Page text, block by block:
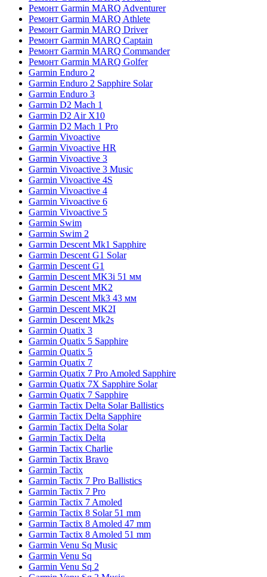
Ремонт Garmin MARQ Adventurer
Ремонт Garmin MARQ Athlete
Ремонт Garmin MARQ Driver
Ремонт Garmin MARQ Captain
Ремонт Garmin MARQ Commander
Ремонт Garmin MARQ Golfer
Garmin Enduro 2
Garmin Enduro 2 Sapphire Solar
Garmin Enduro 3
Garmin D2 Mach 1
Garmin D2 Air X10
Garmin D2 Mach 1 Pro
Garmin Vivoactive
Garmin Vivoactive HR
Garmin Vivoactive 3
Garmin Vivoactive 3 Music
Garmin Vivoactive 4S
Garmin Vivoactive 4
Garmin Vivoactive 6
Garmin Vivoactive 5
Garmin Swim
Garmin Swim 2
Garmin Descent Mk1 Sapphire
Garmin Descent G1 Solar
Garmin Descent G1
Garmin Descent MK3i 51 мм
Garmin Descent MK2
Garmin Descent Mk3 43 мм
Garmin Descent MK2I
Garmin Descent Mk2s
Garmin Quatix 3
Garmin Quatix 5 Sapphire
Garmin Quatix 5
Garmin Quatix 7
Garmin Quatix 7 Pro Amoled Sapphire
Garmin Quatix 7X Sapphire Solar
Garmin Quatix 7 Sapphire
Garmin Tactix Delta Solar Ballistics
Garmin Tactix Delta Sapphire
Garmin Tactix Delta Solar
Garmin Tactix Delta
Garmin Tactix Charlie
Garmin Tactix Bravo
Garmin Tactix
Garmin Tactix 7 Pro Ballistics
Garmin Tactix 7 Pro
Garmin Tactix 7 Amoled
Garmin Tactix 8 Solar 51 mm
Garmin Tactix 8 Amoled 47 mm
Garmin Tactix 8 Amoled 51 mm
Garmin Venu Sq Music
Garmin Venu Sq
Garmin Venu Sq 2